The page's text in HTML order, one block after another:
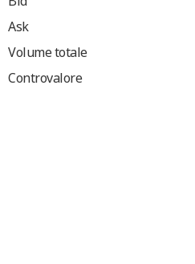
Ask
Volume totale
Controvalore